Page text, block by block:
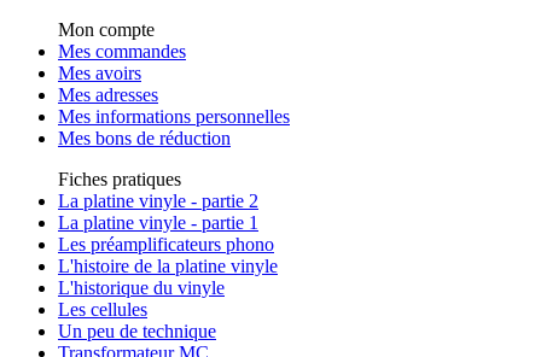
Mon compte
Mes commandes
Mes avoirs
Mes adresses
Mes informations personnelles
Mes bons de réduction
Fiches pratiques
La platine vinyle - partie 2
La platine vinyle - partie 1
Les préamplificateurs phono
L'histoire de la platine vinyle
L'historique du vinyle
Les cellules
Un peu de technique
Transformateur MC